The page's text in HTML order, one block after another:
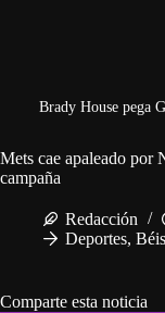
Brady House pega
Mets cae apaleado por
campaña
Redacción
Deportes,
Comparte esta noticia